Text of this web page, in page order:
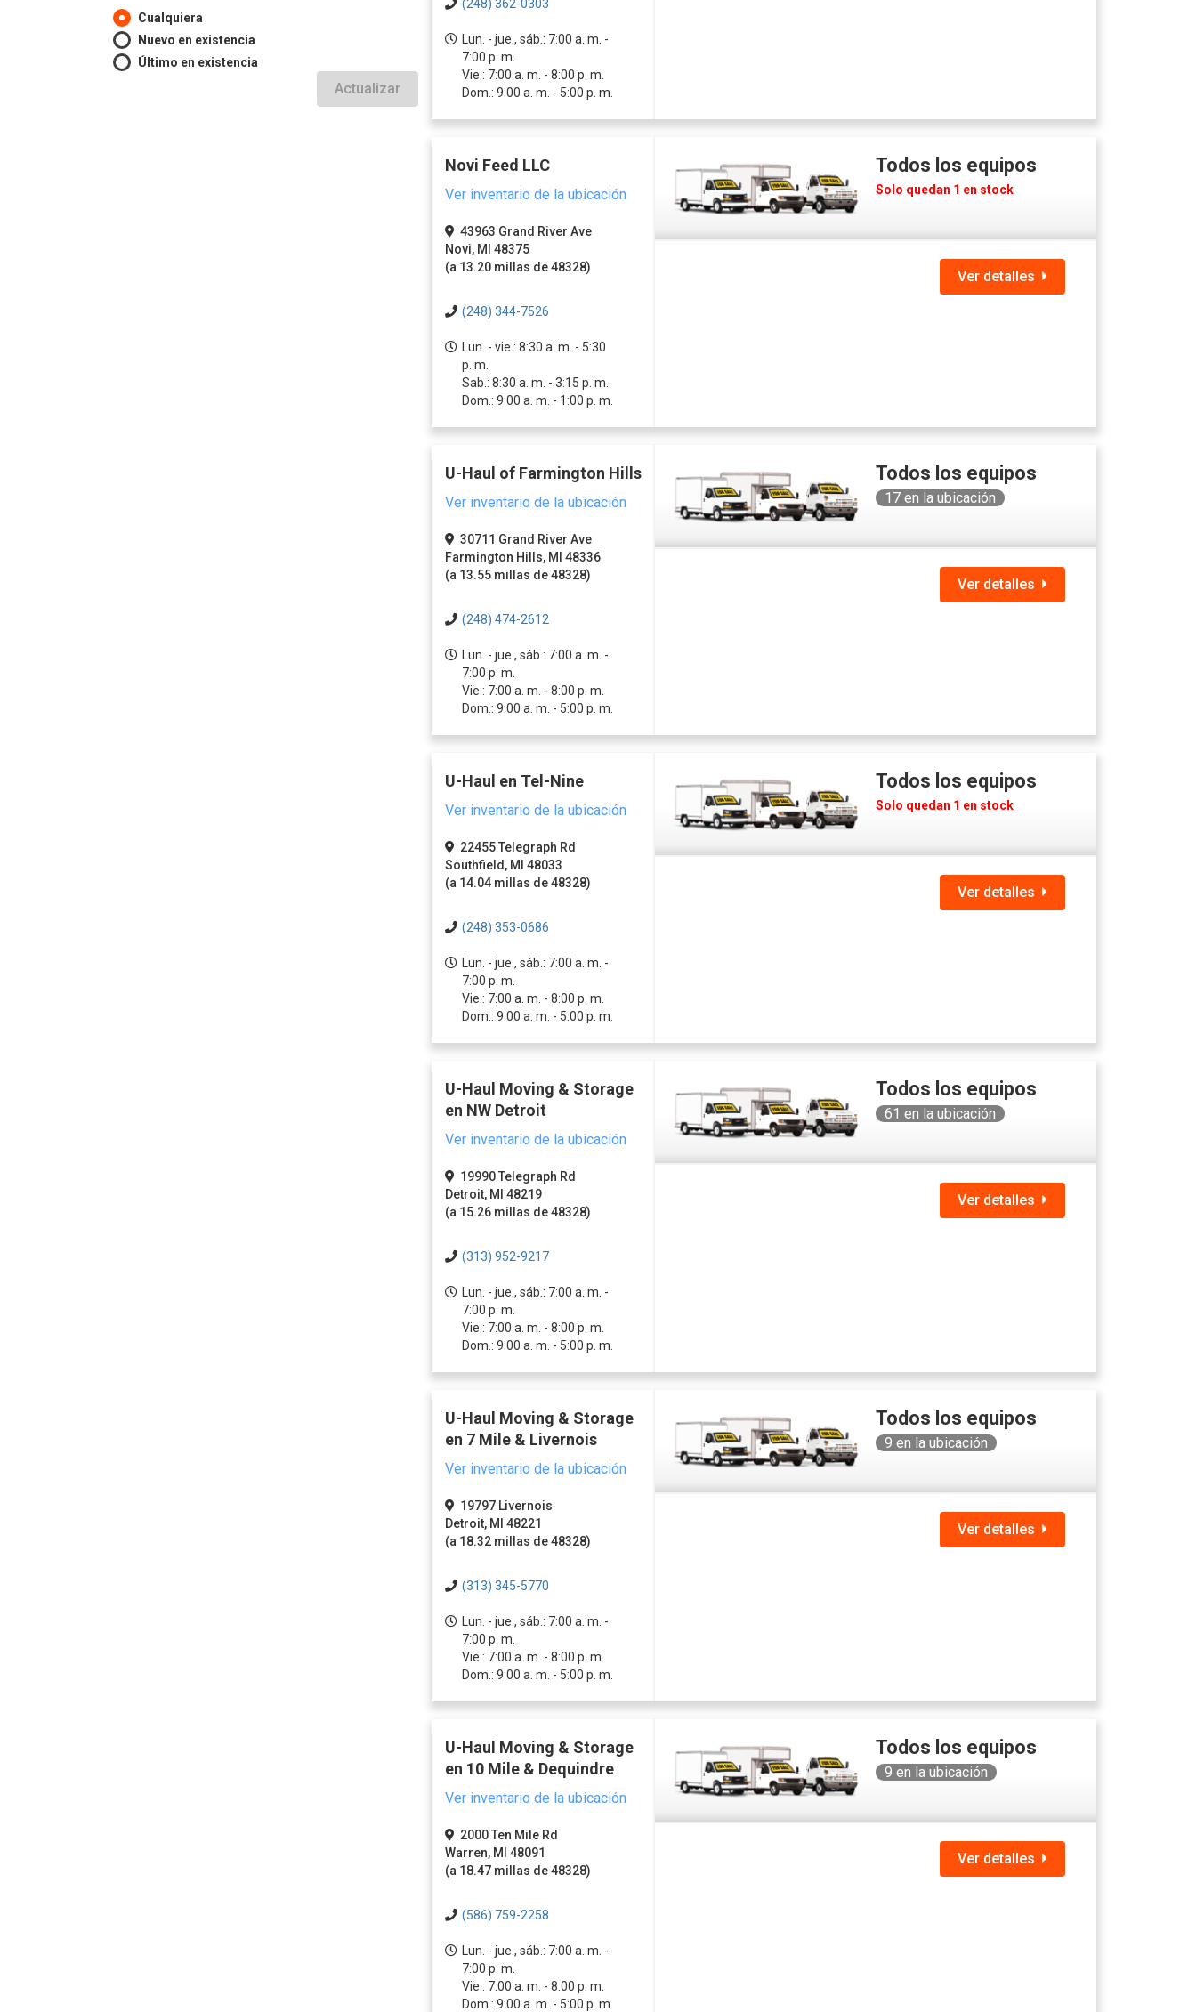
Cualquiera
Nuevo en existencia
Último en existencia
Actualizar
(248) 362-0303
Lun. - jue., sáb.: 7:00 a. m. -
7:00 p. m.
Vie.: 7:00 a. m. - 8:00 p. m.
Dom.: 9:00 a. m. - 5:00 p. m.
Novi Feed LLC
Ver inventario de la ubicación
43963 Grand River Ave
Novi, MI 48375
(a 13.20 millas de 48328)
(248) 344-7526
Lun. - vie.: 8:30 a. m. - 5:30
p. m.
Sab.: 8:30 a. m. - 3:15 p. m.
Dom.: 9:00 a. m. - 1:00 p. m.
Todos los equipos
Solo quedan 1 en stock
Ver detalles
U-Haul of Farmington Hills
Ver inventario de la ubicación
30711 Grand River Ave
Farmington Hills, MI 48336
(a 13.55 millas de 48328)
(248) 474-2612
Lun. - jue., sáb.: 7:00 a. m. -
7:00 p. m.
Vie.: 7:00 a. m. - 8:00 p. m.
Dom.: 9:00 a. m. - 5:00 p. m.
Todos los equipos
17 en la ubicación
Ver detalles
U-Haul en Tel-Nine
Ver inventario de la ubicación
22455 Telegraph Rd
Southfield, MI 48033
(a 14.04 millas de 48328)
(248) 353-0686
Lun. - jue., sáb.: 7:00 a. m. -
7:00 p. m.
Vie.: 7:00 a. m. - 8:00 p. m.
Dom.: 9:00 a. m. - 5:00 p. m.
Todos los equipos
Solo quedan 1 en stock
Ver detalles
U-Haul Moving & Storage
en NW Detroit
Ver inventario de la ubicación
19990 Telegraph Rd
Detroit, MI 48219
(a 15.26 millas de 48328)
(313) 952-9217
Lun. - jue., sáb.: 7:00 a. m. -
7:00 p. m.
Vie.: 7:00 a. m. - 8:00 p. m.
Dom.: 9:00 a. m. - 5:00 p. m.
Todos los equipos
61 en la ubicación
Ver detalles
U-Haul Moving & Storage
en 7 Mile & Livernois
Ver inventario de la ubicación
19797 Livernois
Detroit, MI 48221
(a 18.32 millas de 48328)
(313) 345-5770
Lun. - jue., sáb.: 7:00 a. m. -
7:00 p. m.
Vie.: 7:00 a. m. - 8:00 p. m.
Dom.: 9:00 a. m. - 5:00 p. m.
Todos los equipos
9 en la ubicación
Ver detalles
U-Haul Moving & Storage
en 10 Mile & Dequindre
Ver inventario de la ubicación
2000 Ten Mile Rd
Warren, MI 48091
(a 18.47 millas de 48328)
(586) 759-2258
Lun. - jue., sáb.: 7:00 a. m. -
7:00 p. m.
Vie.: 7:00 a. m. - 8:00 p. m.
Dom.: 9:00 a. m. - 5:00 p. m.
Todos los equipos
9 en la ubicación
Ver detalles